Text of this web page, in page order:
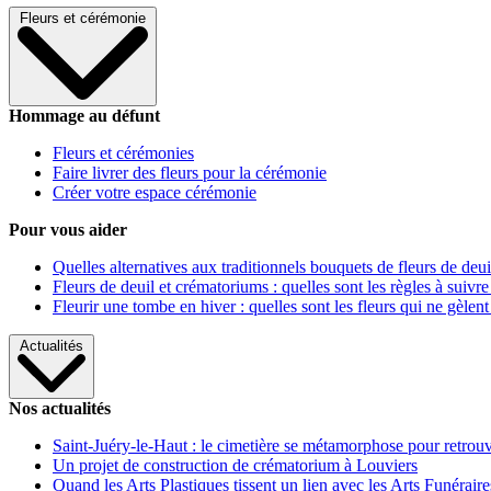
Fleurs et cérémonie
Hommage au défunt
Fleurs et cérémonies
Faire livrer des fleurs pour la cérémonie
Créer votre espace cérémonie
Pour vous aider
Quelles alternatives aux traditionnels bouquets de fleurs de
Fleurs de deuil et crématoriums : quelles sont les règles à
Fleurir une tombe en hiver : quelles sont les fleurs qui ne gèlent
Actualités
Nos actualités
Saint-Juéry-le-Haut : le cimetière se métamorphose pour
Un projet de construction de crématorium à Louviers
Quand les Arts Plastiques tissent un lien avec les Arts